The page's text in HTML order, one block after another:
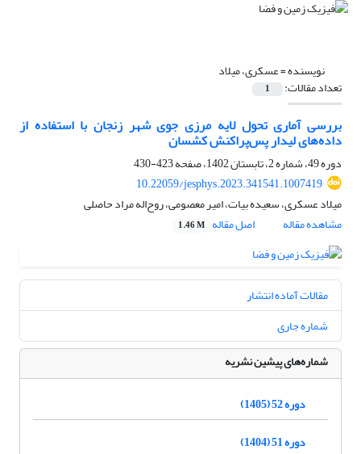
نویسنده =عسکری، میلاد
تعداد مقالات: 1
بررسی آماری تحول لایه مرزی جوی شهر زنجان با استفاده از
داده‌های لیدار پس‌پراکنش کشسان
دوره 49، شماره 2، تابستان 1402، صفحه
423-430
10.22059/jesphys.2023.341541.1007419
میلاد عسکری، سعیده بیات، امیر معصومی، روح‌اله مراد حاصلی
مشاهده مقاله
اصل مقاله 1.46 M
مقالات آماده انتشار
شماره جاری
شماره‌های پیشین نشریه
دوره 52 (1405)
دوره 51 (1404)